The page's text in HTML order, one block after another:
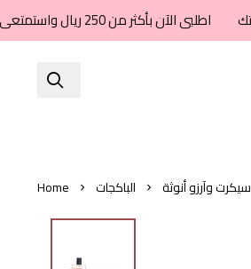
اطلبى الآن بأكثر من 250 ريال واستمتعى بشحن مجاني + كاش باك 8% في محفظتك
Home الباكجات سيكرت وآرزو أنوثة